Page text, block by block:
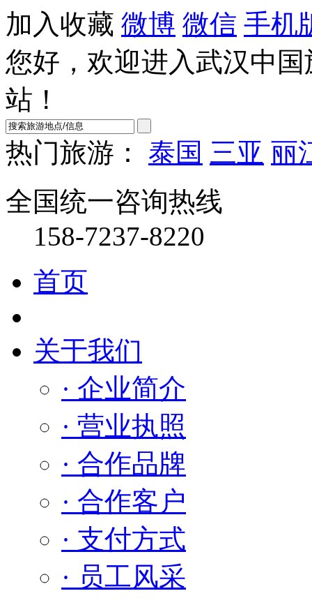
加入收藏 微博 微信 手机
您好，欢迎进入武汉中
站！
热门旅游：
泰国 三亚 丽
全国统一咨询热线
158-7237-8220
首页
关于我们
· 企业简介
· 营业执照
· 合作品牌
· 合作客户
· 支付方式
· 员工风采